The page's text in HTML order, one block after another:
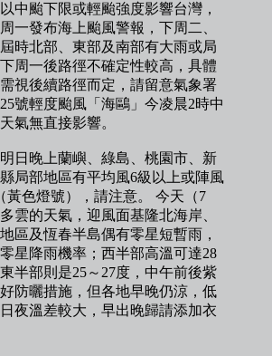
中颱下限或輕颱強度影響台灣，
一發布海上颱風警報，下周二、
時北部、東部及南部有大雨或局
周一後路徑不確定性較高，具體
視後續路徑而定，請留意氣象署
號輕度颱風「海鷗」今凌晨2時中
氣無直接影響。
日晚上蘭嶼、綠島、桃園市、新
局部地區有平均風6級以上或陣風
黃色燈號），請注意。 今天（7
雲的天氣，迎風面基隆北海岸、
區及恆春半島偶有零星短暫雨，
星降雨機率；西半部高溫可達28
半部則是25～27度，中午前後紫
防曬措施，但各地早晚仍涼，低
夜溫差較大，早出晚歸請添加衣